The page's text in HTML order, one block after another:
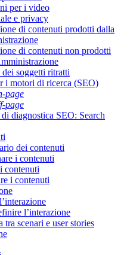
per i video
e privacy
di contenuti prodotti dalla
di contenuti non prodotti
soggetti ritratti
i motori di ricerca (SEO)
page
page
diagnostica SEO: Search
dei contenuti
i contenuti
contenuti
i contenuti
l’interazione
tra scenari e user stories